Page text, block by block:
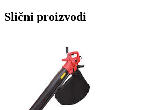
Slični proizvodi